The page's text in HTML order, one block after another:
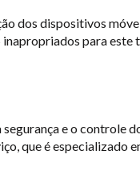
dos dispositivos
inapropriados para este
e o controle
que é especializado